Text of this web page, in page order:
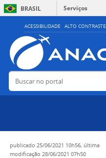
ACESSIBILIDADE ALTO CONTRASTE
BRASIL
Serviços
Buscar no portal
publicado 25/06/2021 10h56, última
modificação 28/06/2021 07h50